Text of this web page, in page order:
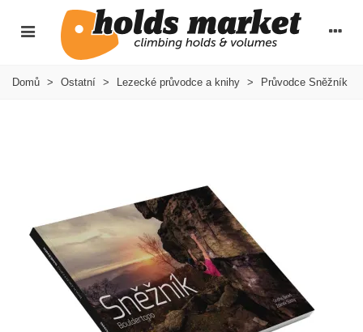
Domů > Ostatní > Lezecké průvodce a knihy > Průvodce Sněžník